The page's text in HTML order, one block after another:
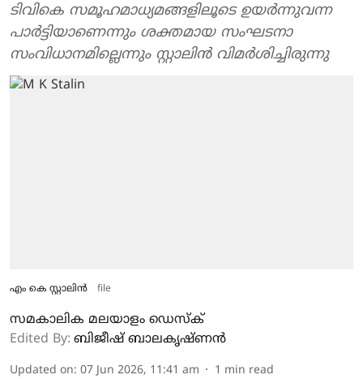
ടിവികെ സമൂഹമാധ്യമങ്ങളിലൂടെ ഉയര്‍ന്നുവന്ന
പാര്‍ട്ടിയാണെന്നും ശക്തമായ സംഘടനാ
സംവിധാനമില്ലെന്നും സ്റ്റാലിന്‍ വിമര്‍ശിച്ചിരുന്നു
എം കെ സ്റ്റാലിന്‍ file
സമകാലിക മലയാളം ഡെസ്ക്
Edited By: ബിജീഷ് ബാലകൃഷ്ണൻ
Updated on: 07 Jun 2026, 11:41 am 1 min read